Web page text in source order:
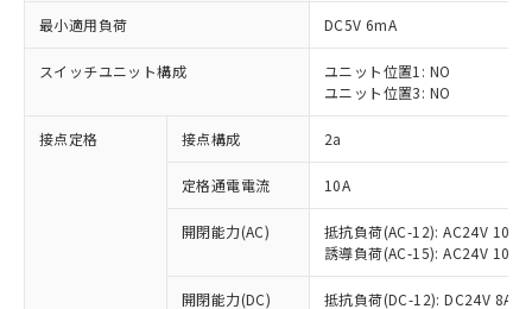
最小適用負荷 DC5V 6mA
スイッチユニット構成
ユニット位置1: NO
ユニット位置3: NO
接点定格 接点構成 2a
定格通電電流 10A
開閉能力(AC)
抵抗負荷(AC-12): AC24V 10A/
誘導負荷(AC-15): AC24V
開閉能力(DC) 抵抗負荷(DC-12): DC24V 8A/
ご利用条件
※1 対応状況
対応済み：EU RoHS指令（10物質）の
非含有に対応した製品が提供可能な商品で
対応予定：EU RoHS指令（10物質）の非含
有に対応した製品に切り替える予定のある